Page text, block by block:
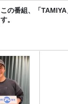
この番組、「
す。